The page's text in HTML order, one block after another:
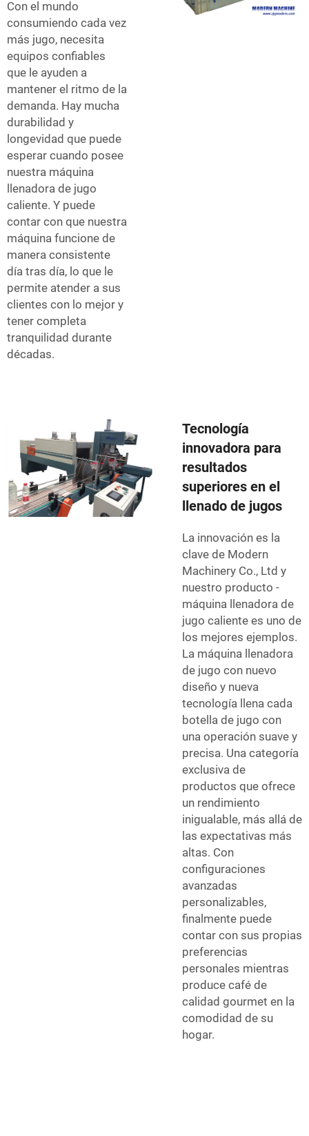
Con el mundo
consumiendo cada vez
más jugo, necesita
equipos confiables
que le ayuden a
mantener el ritmo de la
demanda. Hay mucha
durabilidad y
longevidad que puede
esperar cuando posee
nuestra máquina
llenadora de jugo
caliente. Y puede
contar con que nuestra
máquina funcione de
manera consistente
día tras día, lo que le
permite atender a sus
clientes con lo mejor y
tener completa
tranquilidad durante
décadas.
Tecnología
innovadora para
resultados
superiores en el
llenado de jugos
La innovación es la
clave de Modern
Machinery Co., Ltd y
nuestro producto -
máquina llenadora de
jugo caliente es uno de
los mejores ejemplos.
La máquina llenadora
de jugo con nuevo
diseño y nueva
tecnología llena cada
botella de jugo con
una operación suave y
precisa. Una categoría
exclusiva de
productos que ofrece
un rendimiento
inigualable, más allá de
las expectativas más
altas. Con
configuraciones
avanzadas
personalizables,
finalmente puede
contar con sus propias
preferencias
personales mientras
produce café de
calidad gourmet en la
comodidad de su
hogar.